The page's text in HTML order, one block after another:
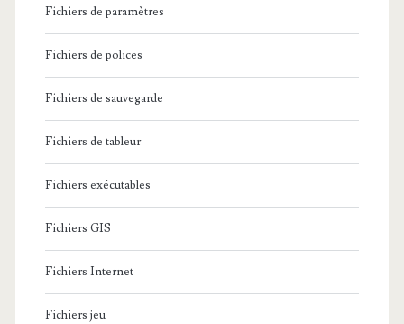
Fichiers de paramètres
Fichiers de polices
Fichiers de sauvegarde
Fichiers de tableur
Fichiers exécutables
Fichiers GIS
Fichiers Internet
Fichiers jeu